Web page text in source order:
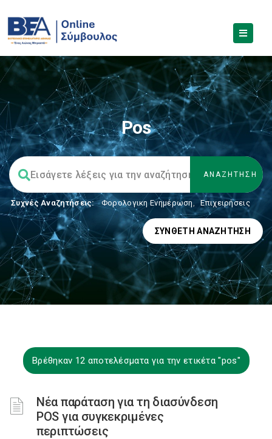
Pos
Συχνές Αναζητήσεις: Φορολογικη Ενημέρωση, Επιχειρήσεις
ΣΎΝΘΕΤΗ ΑΝΑΖΉΤΗΣΗ
Βρέθηκαν 12 αποτελέσματα για την ετικέτα "pos"
Νέα παράταση για τη διασύνδεση
POS για συγκεκριμένες
περιπτώσεις